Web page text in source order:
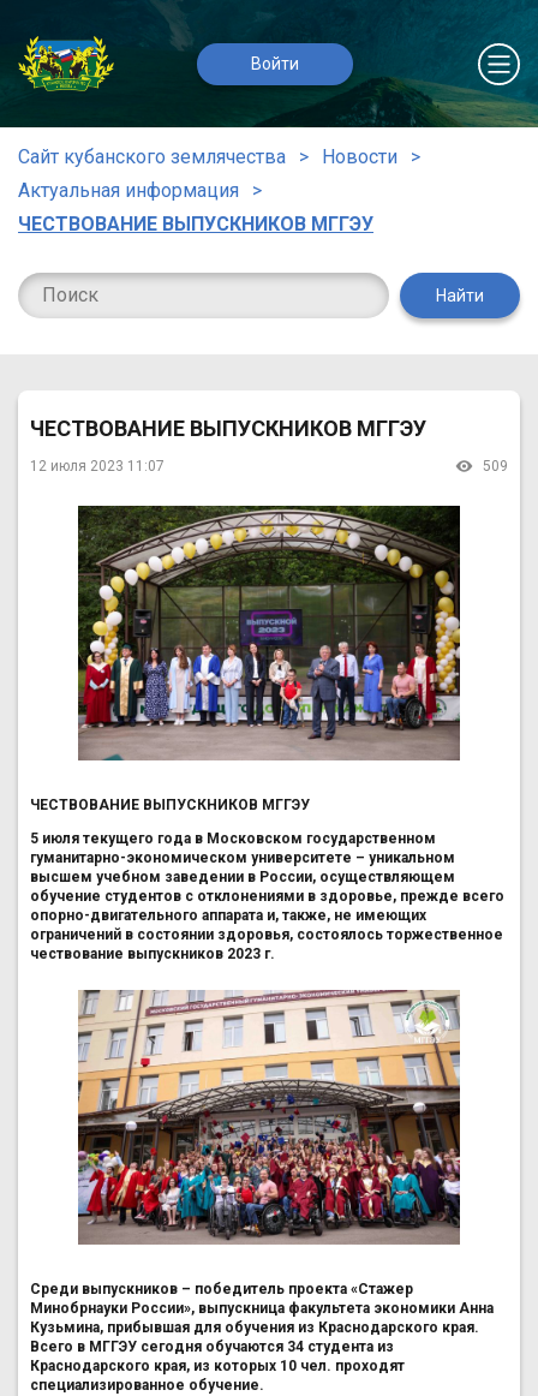
Войти
Сайт кубанского землячества
Новости
Актуальная информация
ЧЕСТВОВАНИЕ ВЫПУСКНИКОВ МГГЭУ
Найти
ЧЕСТВОВАНИЕ ВЫПУСКНИКОВ МГГЭУ
12 июля 2023 11:07 509
ЧЕСТВОВАНИЕ ВЫПУСКНИКОВ МГГЭУ
5 июля текущего года в Московском государственном
гуманитарно-экономическом университете – уникальном
высшем учебном заведении в России, осуществляющем
обучение студентов с отклонениями в здоровье, прежде всего
опорно-двигательного аппарата и, также, не имеющих
ограничений в состоянии здоровья, состоялось торжественное
чествование выпускников 2023 г.
Среди выпускников – победитель проекта «Стажер
Минобрнауки России», выпускница факультета экономики Анна
Кузьмина, прибывшая для обучения из Краснодарского края.
Всего в МГГЭУ сегодня обучаются 34 студента из
Краснодарского края, из которых 10 чел. проходят
специализированное обучение.